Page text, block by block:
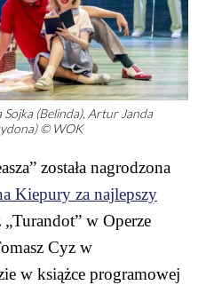
Sojka (Belinda), Artur Janda
© WOK
została nagrodzona
Kiepury za najlepszy
„Turandot” w Operze
Cyz w
w książce programowej